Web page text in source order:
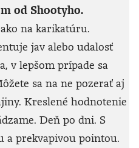
od Shootyho.
na karikatúru.
jav alebo udalosť
v lepšom prípade sa
sa na ne pozerať aj
Kreslené hodnotenie
Deň po dni. S
a prekvapivou pointou.